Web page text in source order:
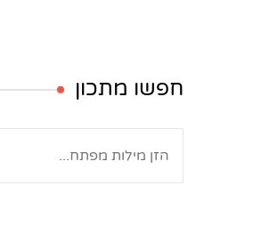
חפשו מתכון